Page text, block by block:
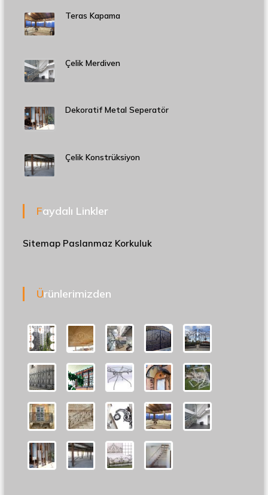
Teras Kapama
Çelik Merdiven
Dekoratif Metal Seperatör
Çelik Konstrüksiyon
Faydalı Linkler
Sitemap Paslanmaz Korkuluk
Ürünlerimizden